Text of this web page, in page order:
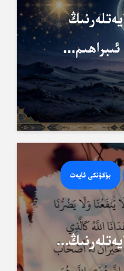
~ 81 – ئايەتلەرنىڭ
بۈگۈنكى ئايەت